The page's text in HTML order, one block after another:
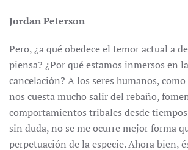
Jordan Peterson
Pero, ¿a qué obedece el temor actual a
piensa? ¿Por qué estamos inmersos en
cancelación? A los seres humanos, como
nos cuesta mucho salir del rebaño,
comportamientos tribales desde
sin duda, no se me ocurre mejor forma
perpetuación de la especie. Ahora bien,